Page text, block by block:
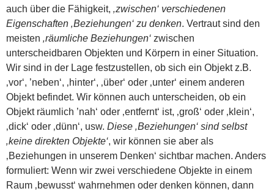
auch über die Fähigkeit, ‚zwischen‘ verschiedenen
Eigenschaften ‚Beziehungen‘ zu denken. Vertraut sind den
meisten ‚räumliche Beziehungen‘ zwischen
unterscheidbaren Objekten und Körpern in einer Situation.
Wir sind in der Lage festzustellen, ob sich ein Objekt z.B.
‚vor‘, ’neben‘, ‚hinter‘, ‚über‘ oder ‚unter‘ einem anderen
Objekt befindet. Wir können auch unterscheiden, ob ein
Objekt räumlich ’nah‘ oder ‚entfernt‘ ist, ‚groß‘ oder ‚klein‘,
‚dick‘ oder ‚dünn‘, usw. Diese ‚Beziehungen‘ sind selbst
‚keine direkten Objekte‘, wir können sie aber als
‚Beziehungen in unserem Denken‘ sichtbar machen. Anders
formuliert: Wenn wir zwei verschiedene Objekte in einem
Raum ‚bewusst‘ wahrnehmen oder denken können, dann